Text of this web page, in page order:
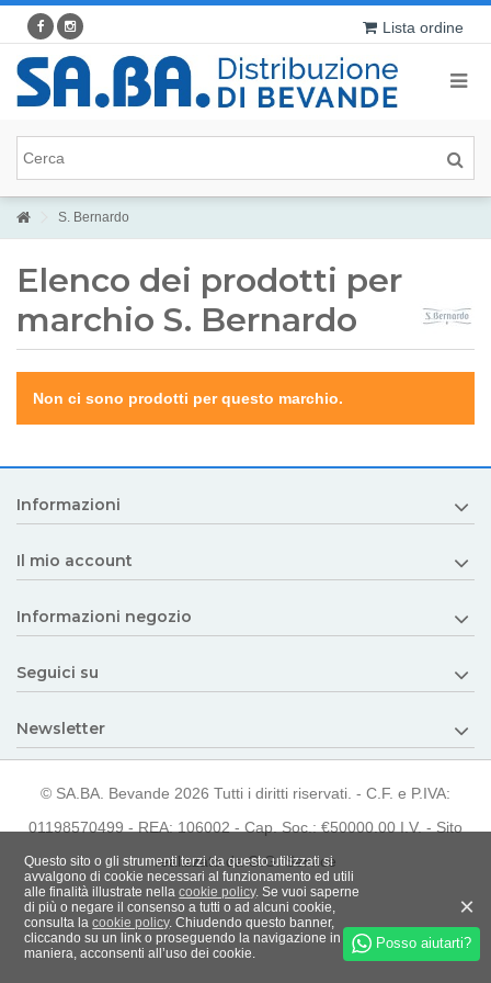
Lista ordine
S. Bernardo
Elenco dei prodotti per
marchio S. Bernardo
Non ci sono prodotti per questo marchio.
Informazioni
Il mio account
Informazioni negozio
Seguici su
Newsletter
Posso aiutarti?
© SA.BA. Bevande 2026 Tutti i diritti riservati. - C.F. e P.IVA:
01198570499 - REA: 106002 - Cap. Soc.: €50000.00 I.V. - Sito
realizzato da G.G. Service